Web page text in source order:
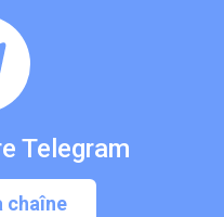
Telegram
chaîne